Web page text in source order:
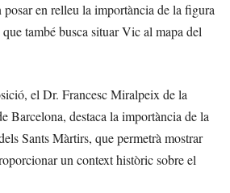
posar en relleu la importància de la figura
també busca situar Vic al mapa del
el Dr. Francesc Miralpeix de la
Barcelona, destaca la importància de la
Sants Màrtirs, que permetrà mostrar
un context històric sobre el